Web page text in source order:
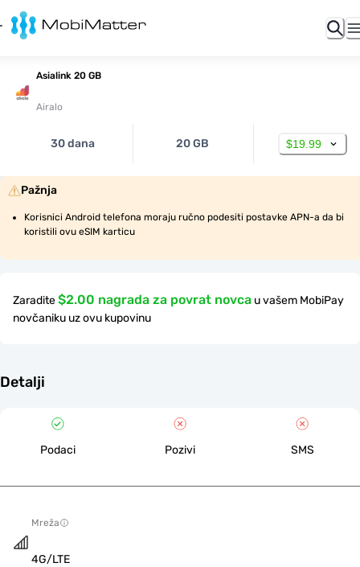
Asialink 20 GB
Airalo
30 dana 20 GB $19.99
Pažnja
Korisnici Android telefona moraju ručno podesiti postavke APN-a da bi
koristili ovu eSIM karticu
Zaradite$2.00 nagrada za povrat novca u vašem MobiPay
novčaniku uz ovu kupovinu
Detalji
Podaci Pozivi SMS
Mreža
4G/LTE